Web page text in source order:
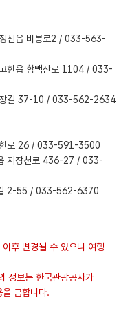
선읍 비봉로2 / 033-563-
한읍 함백산로 1104 / 033-
장길 37-10 / 033-562-2634
한로 26 / 033-591-3500
지장천로 436-27 / 033-
길 2-55 / 033-562-6370
후 변경될 수 있으니 여행
정보는 한국관광공사가
금합니다.